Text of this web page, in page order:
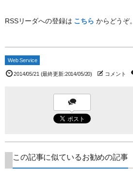
RSSリーダへの登録は こちら からどうぞ。
Web Service
2014/05/21 (最終更新:2014/05/20) コメント
この記事に似ているお勧めの記事